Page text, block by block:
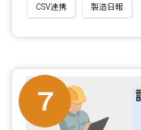
CSV連携 製造日報